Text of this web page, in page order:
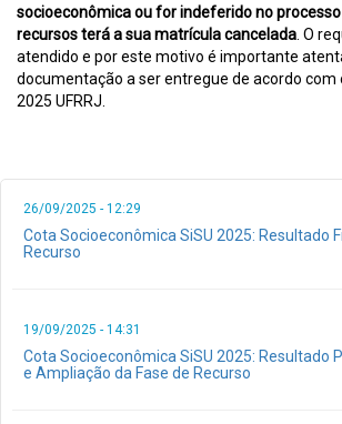
socioeconômica ou for indeferido no
recursos terá a sua matrícula cancelada . O
atendido e por este motivo é importante
documentação a ser entregue de acordo com
2025 UFRRJ.
26/09/2025 - 12:29
Cota Socioeconômica SiSU 2025: Resultado
Recurso
19/09/2025 - 14:31
Cota Socioeconômica SiSU 2025: Resultado
e Ampliação da Fase de Recurso